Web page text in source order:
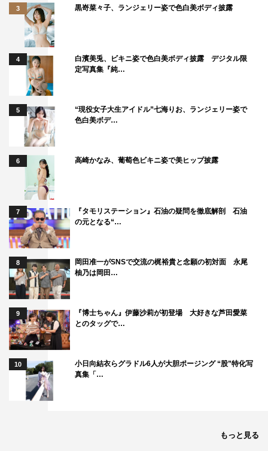
クレイジーケンバンド
クレイジーケンバンド
「また逢う日まで」尾崎紀世彦（1971年）（詞：阿久悠
／曲：筒美京平）
シシド・カフカ
シシド・カフカ
「ブルー・ライト・ヨコハマ」いしだあゆみ（1968年）
（詞：橋本淳／曲：筒美京平）
3 黒嵜菜々子、ランジェリー姿で色白美ボディ披露
4
白濱美兎、ビキニ姿で色白美ボディ披露 デジタル限
定写真集『純…
5
“現役女子大生アイドル”七海りお、ランジェリー姿で
色白美ボデ…
6 高崎かなみ、葡萄色ビキニ姿で美ヒップ披露
7
『タモリステーション』石油の疑問を徹底解剖 石油
の元となる“…
8
岡田准一がSNSで交流の梶裕貴と念願の初対面 永尾
柚乃は岡田…
9
『博士ちゃん』伊藤沙莉が初登場 大好きな芦田愛菜
とのタッグで…
10
小日向結衣らグラドル6人が大胆ポージング “股”特化写
真集「…
もっと見る